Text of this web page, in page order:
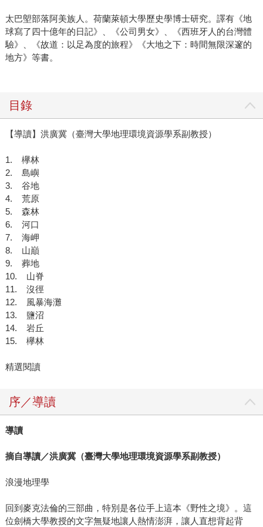
太巴塱部落阿美族人。荷蘭萊頓大學歷史學博士研究。譯有《地
球寫了四十億年的日記》、《公司男女》、《西班牙人的台灣體
驗》、《故道：以足為度的旅程》《大地之下：時間無限深邃的
地方》等書。
目錄
【導讀】洪廣冀（臺灣大學地理環境資源學系副教授）
1. 欅林
2. 島嶼
3. 谷地
4. 荒原
5. 森林
6. 河口
7. 海岬
8. 山巔
9. 葬地
10. 山脊
11. 沒徑
12. 風暴海灘
13. 鹽沼
14. 岩丘
15. 欅林
精選閱讀
序／導讀
導讀
摘自導讀／洪廣冀（臺灣大學地理環境資源學系副教授）
浪漫地理學
回到麥克法倫的三部曲，特別是各位手上這本《野性之境》。這
位劍橋大學教授的文字無疑地讓人熱情澎湃，讓人直想背起背